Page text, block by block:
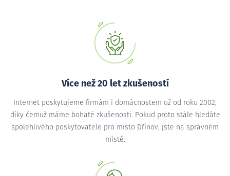
Více než 20 let zkušeností
Internet poskytujeme firmám i domácnostem už od roku 2002,
díky čemuž máme bohaté zkušenosti. Pokud proto stále hledáte
spolehlivého poskytovatele pro místo Dřínov, jste na správném
místě.